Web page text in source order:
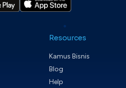
Resources
Kamus Bisnis
Blog
Help